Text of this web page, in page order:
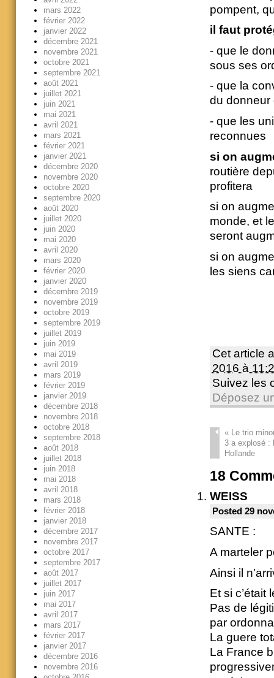
pompent,
il faut
- que le
sous ses
- que la
du donneur
- que les
reconnues
si on
routière
profitera
si on
monde, et
seront
si on
les siens
Cet article
2016 à
Suivez les
Déposez
«Le trio
3 a explosé :
Hollande
18
WEISS
Posted 29
SANTE :
A marteler
Ainsi il
Et si c’était
Pas de
par
La guere
La France
mars 2022
février 2022
janvier 2022
décembre 2021
novembre 2021
octobre 2021
septembre 2021
août 2021
juillet 2021
juin 2021
mai 2021
avril 2021
mars 2021
février 2021
janvier 2021
décembre 2020
novembre 2020
octobre 2020
septembre 2020
août 2020
juillet 2020
juin 2020
mai 2020
avril 2020
mars 2020
février 2020
janvier 2020
décembre 2019
novembre 2019
octobre 2019
septembre 2019
juillet 2019
juin 2019
mai 2019
avril 2019
mars 2019
février 2019
janvier 2019
décembre 2018
novembre 2018
octobre 2018
septembre 2018
août 2018
juillet 2018
juin 2018
mai 2018
avril 2018
mars 2018
février 2018
janvier 2018
décembre 2017
novembre 2017
octobre 2017
septembre 2017
août 2017
juillet 2017
juin 2017
mai 2017
avril 2017
mars 2017
février 2017
janvier 2017
décembre 2016
novembre 2016